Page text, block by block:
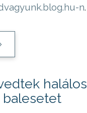
n.
halálos